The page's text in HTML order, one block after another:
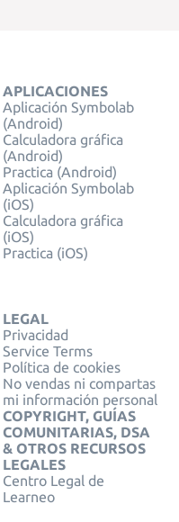
APLICACIONES
Aplicación Symbolab
(Android)
Calculadora gráfica
(Android)
Practica (Android)
Aplicación Symbolab
(iOS)
Calculadora gráfica
(iOS)
Practica (iOS)
LEGAL
Privacidad
Service Terms
Política de cookies
No vendas ni compartas
mi información personal
COPYRIGHT, GUÍAS
COMUNITARIAS, DSA
& OTROS RECURSOS
LEGALES
Centro Legal de
Learneo